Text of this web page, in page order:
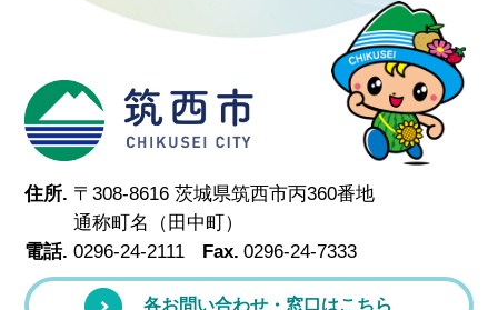
筑西市
住所. 〒308-8616 茨城県筑西市丙360番地
通称町名（田中町）
電話. 0296-24-2111 Fax. 0296-24-7333
各お問い合わせ・窓口はこちら